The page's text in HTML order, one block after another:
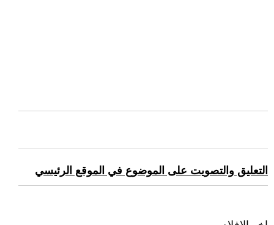
التعليق والتصويت على الموضوع في الموقع الرئيسي